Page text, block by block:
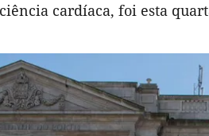
cardíaca, foi esta